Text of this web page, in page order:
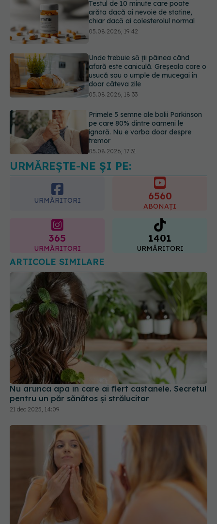
Unde trebuie să ții pâinea când
afară este caniculă. Greșeala care o
usucă sau o umple de mucegai în
Primele 5 semne ale bolii Parkinson
pe care 80% dintre oameni le
ignoră. Nu e vorba doar despre
tremor
Gabriela Cristea, manifest pentru
respect și acceptare: Corpul
fiecăruia spune o poveste
URMĂREȘTE-NE ȘI PE:
URMĂRITORI 6560
ABONAȚI
365
URMĂRITORI
1401
URMĂRITORI
ARTICOLE SIMILARE
Nu arunca apa în care ai fiert castanele. Secretul
pentru un păr sănătos și strălucitor
21 dec 2025, 14:09